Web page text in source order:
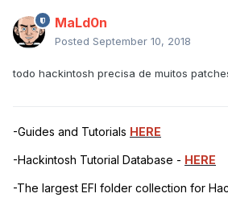
MaLd0n
Posted September 10, 2018
todo hackintosh precisa de muitos
-Guides and Tutorials HERE
-Hackintosh Tutorial Database - HERE
-The largest EFI folder collection for